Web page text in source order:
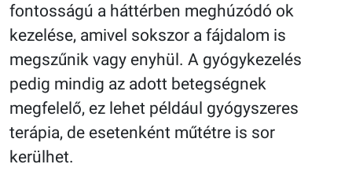
fontosságú a háttérben meghúzódó ok
kezelése, amivel sokszor a fájdalom is
megszűnik vagy enyhül. A gyógykezelés
pedig mindig az adott betegségnek
megfelelő, ez lehet például gyógyszeres
terápia, de esetenként műtétre is sor
kerülhet.